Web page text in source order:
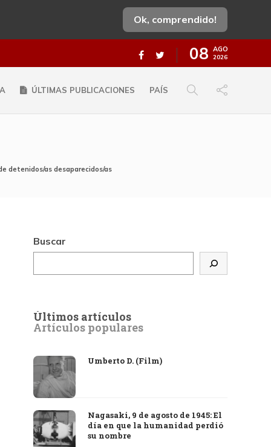
Ok, comprendido!
08 AGO
2026
ÚLTIMAS PUBLICACIONES PAÍS
detenidos/as desaparecidos/as
Buscar
Últimos artículos
Artículos populares
Umberto D. (Film)
Nagasaki, 9 de agosto de 1945: El
día en que la humanidad perdió
su nombre